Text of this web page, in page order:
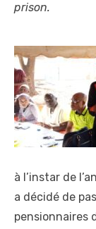
prison.
à l’instar de
a décidé de
pensionnaires